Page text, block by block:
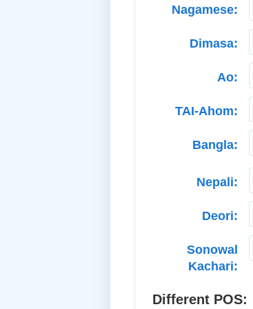
Nagamese:
Dimasa:
Ao:
TAI-Ahom:
Bangla:
Nepali:
Deori:
Sonowal
Kachari:
Different POS: